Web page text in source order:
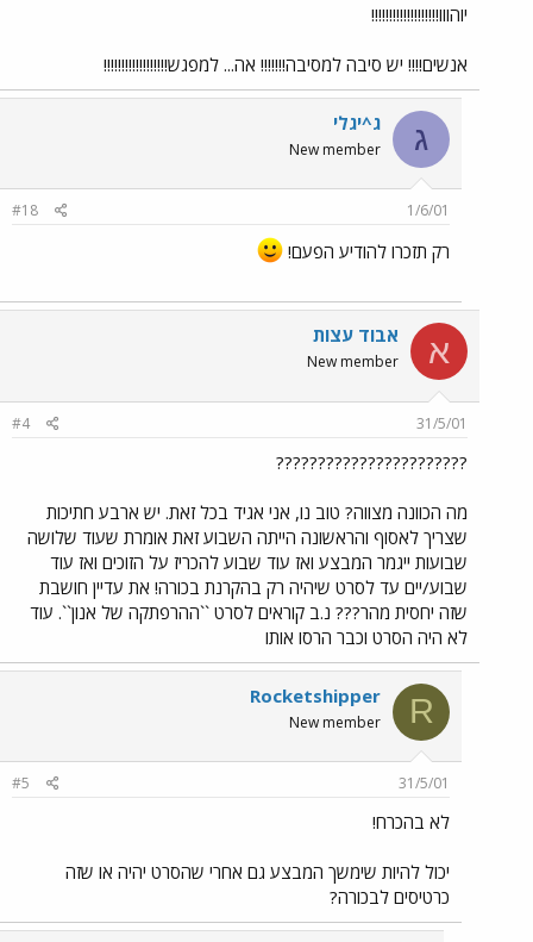
יוהווו!!!!!!!!!!!!!!!!!!!
אנשים!!!! יש סיבה למסיבה!!!!!!! אה... למפגש!!!!!!!!!!!!!!!!!!
ג ג^יגלי
New member
1/6/01
#18
רק תזכרו להודיע הפעם!
א אבוד עצות
New member
31/5/01
#4
???????????????????????
מה הכוונה מצווה? טוב נו, אני אגיד בכל זאת. יש ארבע חתיכות
שצריך לאסוף והראשונה הייתה השבוע זאת אומרת שעוד שלושה
שבועות ייגמר המבצע ואז עוד שבוע להכריז על הזוכים ואז עוד
שבוע/יים עד לסרט שיהיה רק בהקרנת בכורה! את עדיין חושבת
שזה יחסית מהר??? נ.ב קוראים לסרט ``ההרפתקה של אנון``. עוד
לא היה הסרט וכבר הרסו אותו
R
Rocketshipper
New member
31/5/01
#5
לא בהכרח!
יכול להיות שימשך המבצע גם אחרי שהסרט יהיה או שזה
כרטיסים לבכורה?